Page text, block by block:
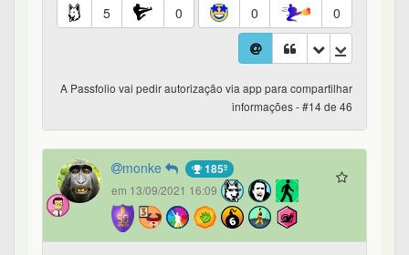
5 0 0 0
A Passfolio vai pedir autorização via app para compartilhar
informações - #14 de 46
monke 185º
em 13/09/2021 16:09